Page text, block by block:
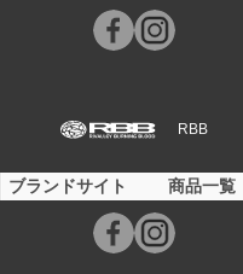
RBB
ブランドサイト 商品一覧